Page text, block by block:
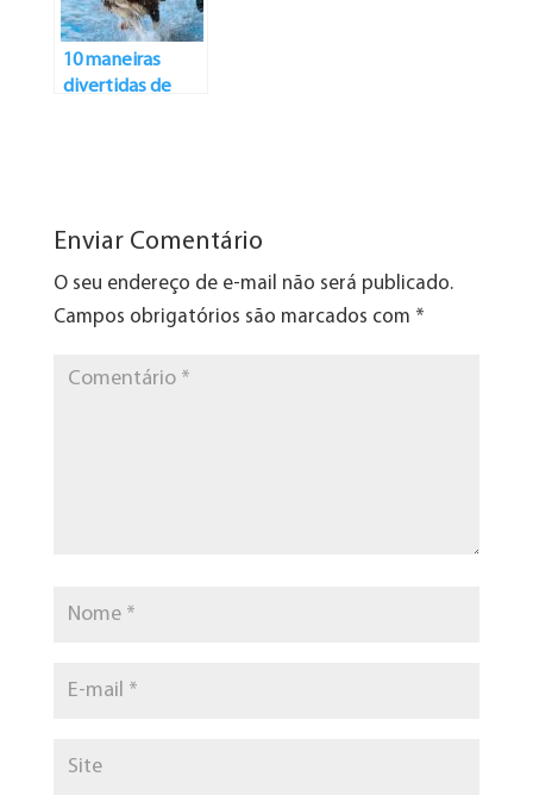
10 maneiras
divertidas de
Enviar Comentário
O seu endereço de e-mail não será publicado.
Campos obrigatórios são marcados com *